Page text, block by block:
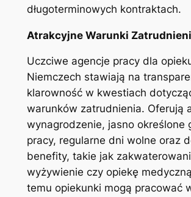
długoterminowych kontraktach.
Atrakcyjne Warunki
Uczciwe agencje pracy dla
Niemczech stawiają na
klarowność w kwestiach
warunków zatrudnienia. Oferują
wynagrodzenie, jasno określone
pracy, regularne dni wolne oraz
benefity, takie jak
wyżywienie czy opiekę
temu opiekunki mogą pracować